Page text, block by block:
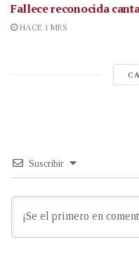
Fallece reconocida
HACE 1 MES
Suscribir